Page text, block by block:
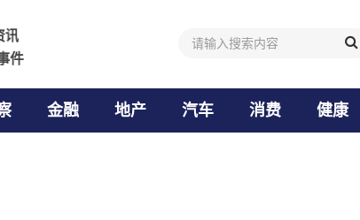
讯
讯
件
件
金融 地产 汽车 消费 健康